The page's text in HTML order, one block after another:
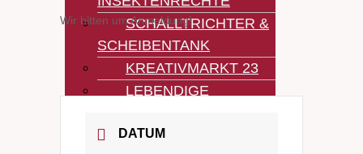
SCHALLTRICHTER &
SCHEIBENTANK
KREATIVMARKT 23
LEBENDIGE
KREATIVMARKT 22
Wir bitten um Anmeldung!
DATUM